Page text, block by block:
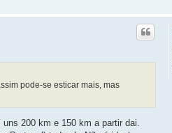
pode-se esticar mais, mas
200 km e 150 km a partir dai.